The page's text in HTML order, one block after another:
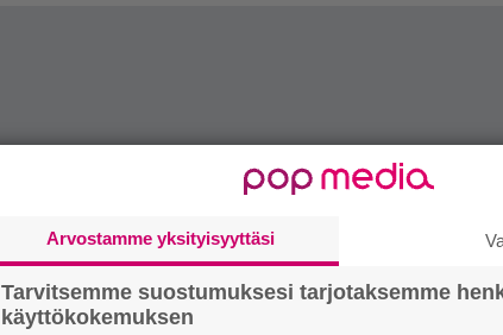
Arvostamme yksityisyyttäsi
Tarvitsemme suostumuksesi tarjotaksemme
käyttökokemuksen